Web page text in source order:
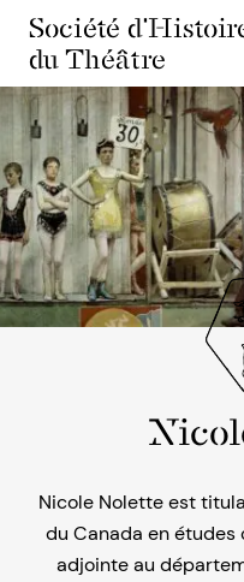
Société
du Théâtre
Nicole Nolette est
du Canada en
adjointe au